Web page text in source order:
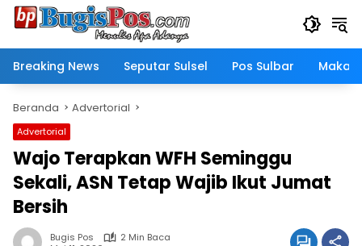
Langsung
Breaking News
Seputar Sulsel Pos Sulbar
Beranda Advertorial
Advertorial
Wajo Terapkan WFH Seminggu
Sekali, ASN Tetap Wajib Ikut Jumat
Bersih
Bugis Pos
2 Min Baca